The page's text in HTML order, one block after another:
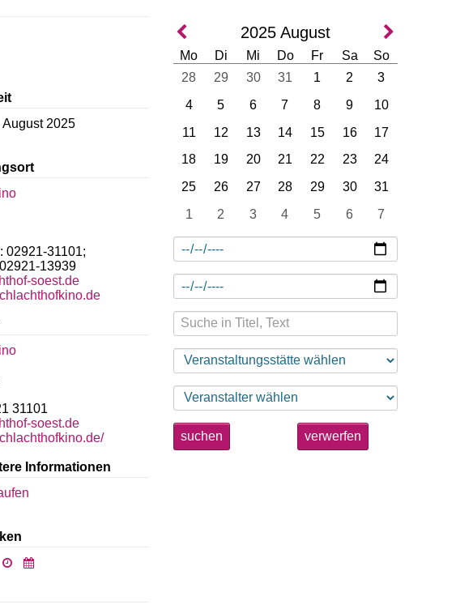
August 2025
02921-31101;
13939
soest.de
31101
soest.de
Informationen
2025 August
Mo Di Mi Do Fr Sa
So
28
29 30 31 1 2
3
4
5 6 7 8 9
10
11
12 13 14 15 16
17
18
19 20 21 22 23
24
25
26 27 28 29 30
31
1
2 3 4 5 6 7
suchen verwerfen